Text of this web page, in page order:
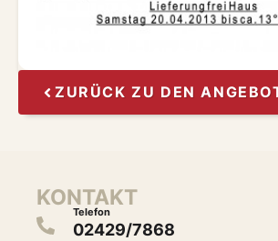
ZURÜCK ZU DEN
KONTAKT
Telefon
02429/7868